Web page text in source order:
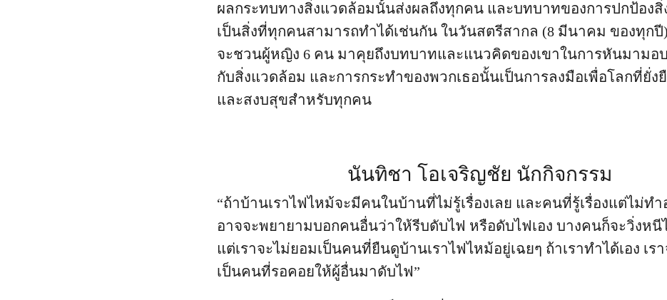
ผลกระทบทางสิ่งแวดล้อมนั้นส่งผลถึงทุกคน และบทบาทของการปกป้องสิ่
เป็นสิ่งที่ทุกคนสามารถทำได้เช่นกัน ในวันสตรีสากล (8 มีนาคม ของทุกปี)
จะชวนผู้หญิง 6 คน มาคุยถึงบทบาทและแนวคิดของเขาในการหันมามอ
กับสิ่งแวดล้อม และการกระทำของพวกเธอนั้นเป็นการลงมือเพื่อโลกที่ยั่ง
และสงบสุขสำหรับทุกคน
นันทิชา โอเจริญชัย นักกิจกรรม
“ถ้าบ้านเราไฟไหม้จะมีคนในบ้านที่ไม่รู้เรื่องเลย และคนที่รู้เรื่องแต่ไม่ทำอ
อาจจะพยายามบอกคนอื่นว่าให้รีบดับไฟ หรือดับไฟเอง บางคนก็จะวิ่งหนี
แต่เราจะไม่ยอมเป็นคนที่ยืนดูบ้านเราไฟไหม้อยู่เฉยๆ ถ้าเราทำได้เอง เร
เป็นคนที่รอคอยให้ผู้อื่นมาดับไฟ”